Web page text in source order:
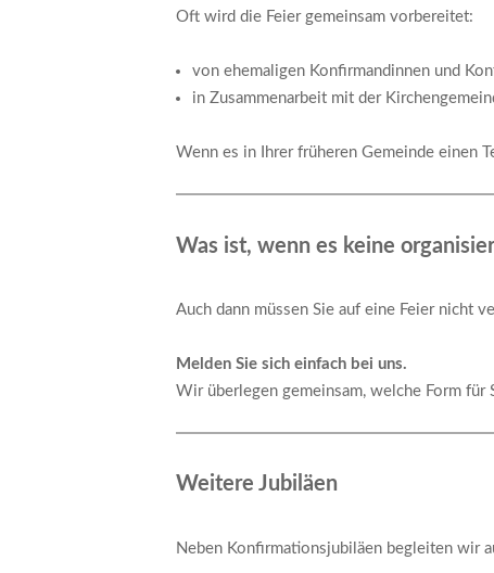
Oft wird die Feier gemeinsam vorbereitet:
von ehemaligen Konfirmandinnen und
in Zusammenarbeit mit der
Wenn es in Ihrer früheren Gemeinde einen
Was ist, wenn es keine
Auch dann müssen Sie auf eine Feier nicht
Melden Sie sich einfach bei uns.
Wir überlegen gemeinsam, welche Form für
Weitere Jubiläen
Neben Konfirmationsjubiläen begleiten wir